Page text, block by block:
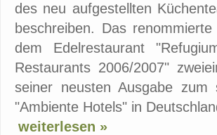
des neu aufgestellten
beschreiben. Das
dem Edelrestaurant
Restaurants 2006/2007"
seiner neusten Ausgabe
"Ambiente Hotels" in
weiterlesen »